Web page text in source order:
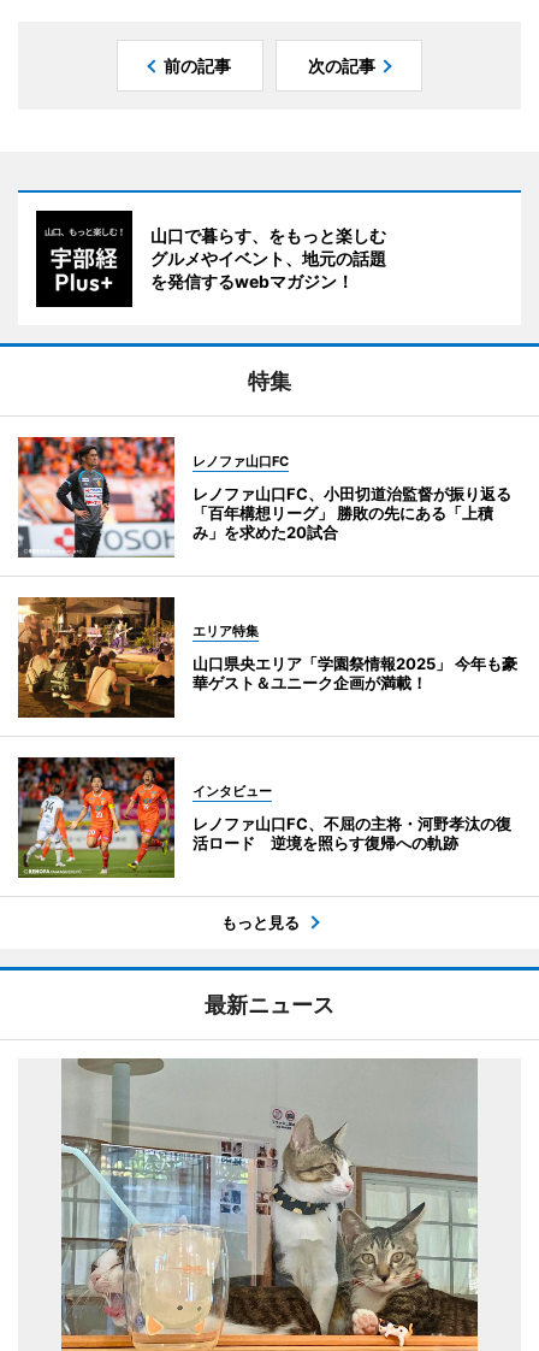
前の記事 次の記事
山口で暮らす、をもっと楽しむ
グルメやイベント、地元の話題
を発信するwebマガジン！
特集
レノファ山口FC
レノファ山口FC、小田切道治監督が振り返る
「百年構想リーグ」 勝敗の先にある「上積
み」を求めた20試合
エリア特集
山口県央エリア「学園祭情報2025」 今年も豪
華ゲスト＆ユニーク企画が満載！
インタビュー
レノファ山口FC、不屈の主将・河野孝汰の復
活ロード 逆境を照らす復帰への軌跡
もっと見る
最新ニュース